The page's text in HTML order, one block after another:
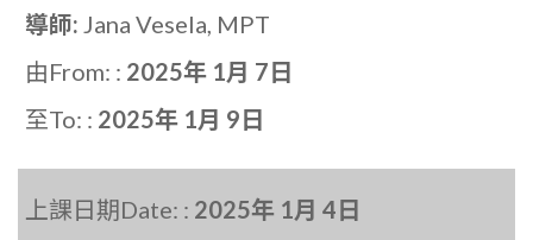
導師: Jana Vesela, MPT
由From: : 2025年 1月 7日
至To: : 2025年 1月 9日
上課日期Date: : 2025年 1月 4日